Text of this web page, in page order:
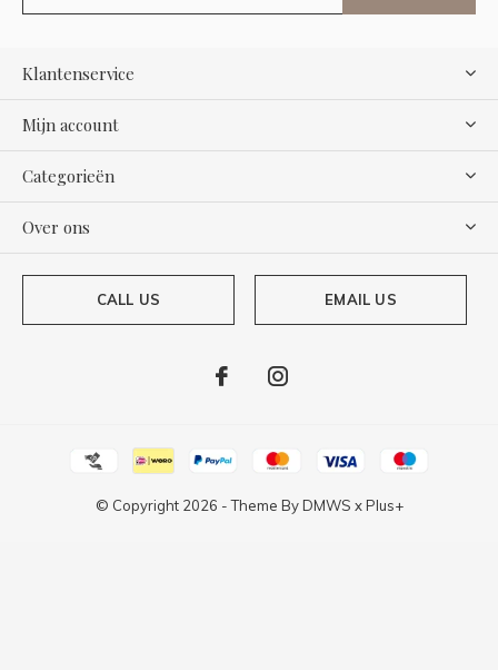
Klantenservice
Mijn account
Categorieën
Over ons
CALL US EMAIL US
© Copyright 2026 - Theme ByDMWS xPlus+